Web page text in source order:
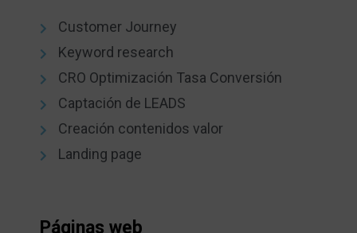
Customer Journey
Keyword research
CRO Optimización Tasa Conversión
Captación de LEADS
Creación contenidos valor
Landing page
Páginas web